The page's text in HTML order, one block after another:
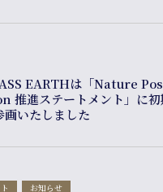
EARTHは「Nature
進ステートメント」に初
画いたしました
お知らせ